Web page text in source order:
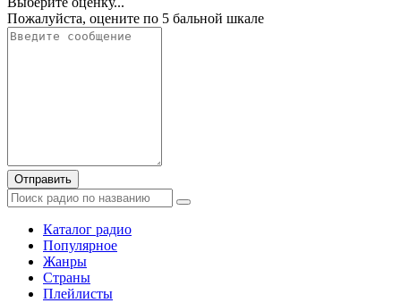
Пожалуйста, оцените по 5 бальной шкале
Отправить
Каталог радио
Популярное
Жанры
Страны
Плейлисты